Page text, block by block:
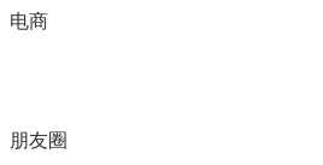
电商
朋友圈